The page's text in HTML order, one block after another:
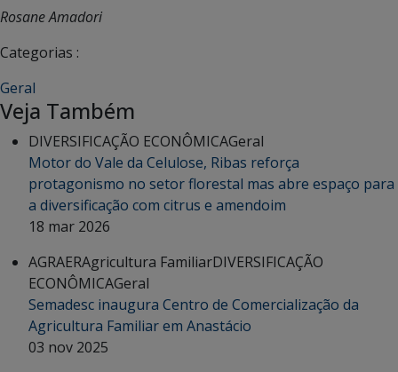
Rosane Amadori
Categorias :
Geral
Veja Também
DIVERSIFICAÇÃO ECONÔMICAGeral
Motor do Vale da Celulose, Ribas reforça
protagonismo no setor florestal mas abre espaço para
a diversificação com citrus e amendoim
18 mar 2026
AGRAERAgricultura FamiliarDIVERSIFICAÇÃO
ECONÔMICAGeral
Semadesc inaugura Centro de Comercialização da
Agricultura Familiar em Anastácio
03 nov 2025